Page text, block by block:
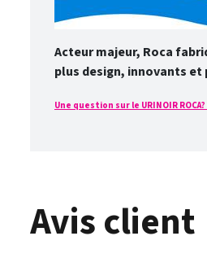
Acteur majeur, Roca
plus design, innovants
Une question sur le URINOIR
Avis client